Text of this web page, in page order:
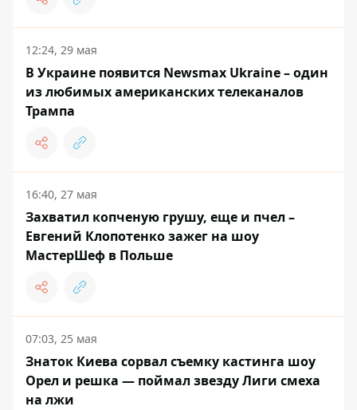
12:24, 29 мая
В Украине появится Newsmax Ukraine – один
из любимых американских телеканалов
Трампа
16:40, 27 мая
Захватил копченую грушу, еще и пчел –
Евгений Клопотенко зажег на шоу
МастерШеф в Польше
07:03, 25 мая
Знаток Киева сорвал съемку кастинга шоу
Орел и решка — поймал звезду Лиги смеха
на лжи